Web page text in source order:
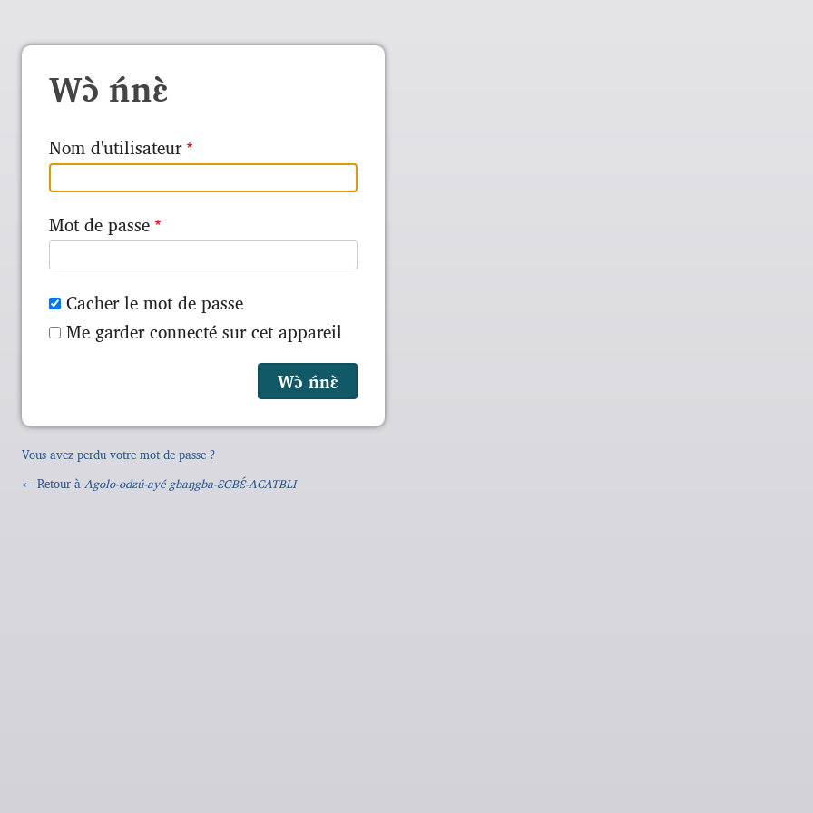
Wɔ̀ ńnɛ̀
Nom d'utilisateur
Mot de passe
Cacher le mot de passe
Me garder connecté sur cet appareil
Vous avez perdu votre mot de passe ?
← Retour à Agolo-odzú-ayé gbaŋgba-ƐGBƐ́-ACATBLI